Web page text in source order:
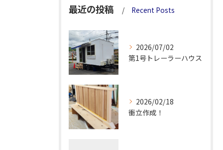
最近の投稿 Recent Posts
2026/07/02
第1号トレーラーハウス
2026/02/18
衝立作成！